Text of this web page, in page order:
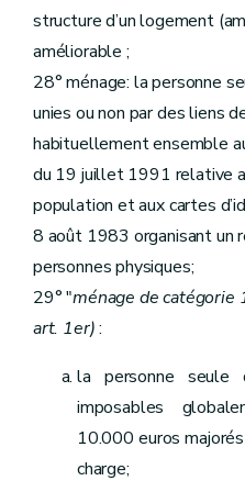
Sous-section 3
Art. 170
Art. 171
Section 3
Art. 171bis
Section 4 Du
Art. 172
Art. 173
Section 5
Des
Art. 174
Section 6 Du comite
Art. 174bis
Chapitre III (De la Société
Section première
Sous-section
Sous-section 3
Art. 175.3
Sous-section 4
Section A.
structure d’un logement
améliorable ;
28° ménage: la personne
unies ou non par des liens
habituellement ensemble
du 19 juillet 1991 relative
population et aux cartes
8 août 1983 organisant un
personnes physiques;
29° "ménage de catégorie
art. 1er):
la personne seule
imposables
10.000 euros
charge;